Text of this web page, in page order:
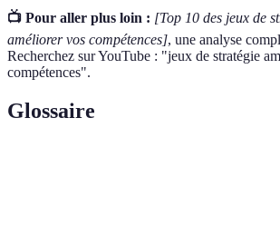
📺 Pour aller plus loin : [Top 10 des jeux de
améliorer vos compétences], une analyse
Recherchez sur YouTube : "jeux de stratégie
compétences".
Glossaire